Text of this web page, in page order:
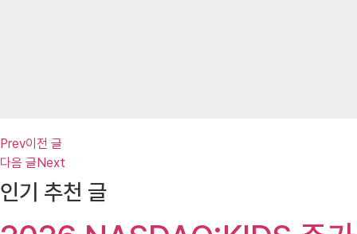
Prev이전 글
다음 글 Next
인기 추천 글